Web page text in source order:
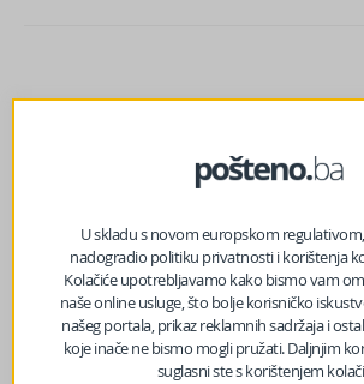
U skladu s novom europskom
nadogradio politiku privatnosti i korištenja
Kolačiće upotrebljavamo kako bismo vam
naše online usluge, što bolje korisničko
našeg portala, prikaz reklamnih sadržaja i
koje inače ne bismo mogli pružati. Daljnjim
suglasni ste s korištenjem